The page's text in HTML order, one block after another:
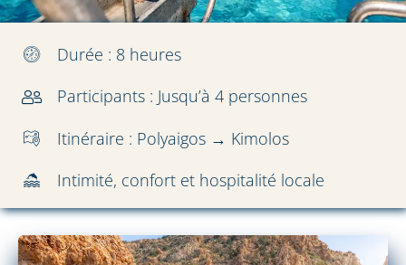
Durée : 8 heures
Participants : Jusqu’à 4 personnes
Itinéraire : Polyaigos → Kimolos
Intimité, confort et hospitalité locale